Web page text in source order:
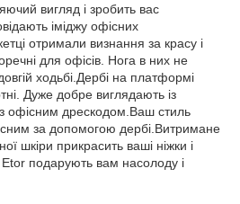
вигляд і зробить вас
іміджу офісних
отримали визнання за красу і
для офісів. Нога в них не
ходьбі.Дербі на платформі
Дуже добре виглядають із
офісним дрескодом.Ваш стиль
за допомогою дербі.Витримане
шкіри прикрасить ваші ніжки і
подарують вам насолоду і